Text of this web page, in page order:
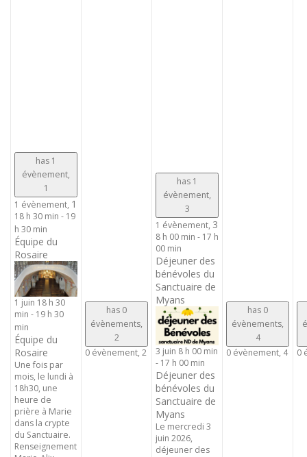
has 1
évènement,
1
1 évènement, 1
18 h 30 min - 19
h 30 min
Équipe du
Rosaire
1 juin 18 h 30
min - 19 h 30
min
Équipe du
Rosaire
Une fois par
mois, le lundi à
18h30, une
heure de
prière à Marie
dans la crypte
du Sanctuaire.
Renseignement
has 0
évènements,
2
0 évènement, 2
has 1
évènement,
3
1 évènement, 3
8 h 00 min - 17 h
00 min
Déjeuner des
bénévoles du
Sanctuaire de
Myans
3 juin 8 h 00 min
- 17 h 00 min
Déjeuner des
bénévoles du
Sanctuaire de
Myans
Le mercredi 3
juin 2026,
déjeuner des
has 0
évènements,
4
0 évènement, 4 0